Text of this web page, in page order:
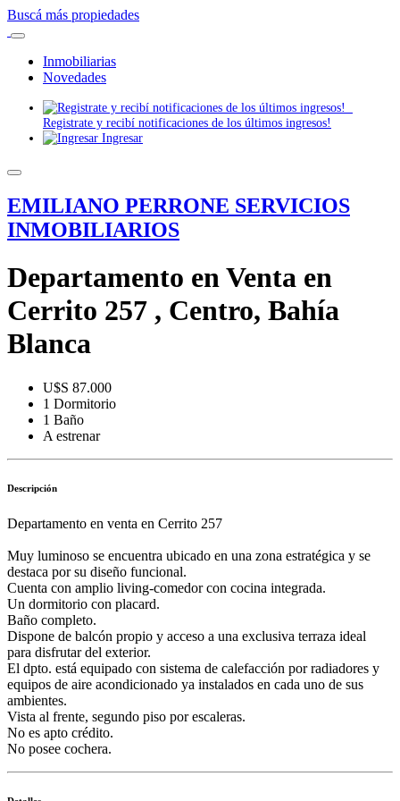
Buscá más propiedades
Inmobiliarias
Novedades
Registrate y recibí notificaciones de los últimos ingresos!
Ingresar
EMILIANO PERRONE SERVICIOS
INMOBILIARIOS
Departamento en Venta en
Cerrito 257 , Centro, Bahía
Blanca
U$S 87.000
1 Dormitorio
1 Baño
A estrenar
Descripción
Departamento en venta en Cerrito 257
Muy luminoso se encuentra ubicado en una zona estratégica y se
destaca por su diseño funcional.
Cuenta con amplio living-comedor con cocina integrada.
Un dormitorio con placard.
Baño completo.
Dispone de balcón propio y acceso a una exclusiva terraza ideal
para disfrutar del exterior.
El dpto. está equipado con sistema de calefacción por radiadores y
equipos de aire acondicionado ya instalados en cada uno de sus
ambientes.
Vista al frente, segundo piso por escaleras.
No es apto crédito.
No posee cochera.